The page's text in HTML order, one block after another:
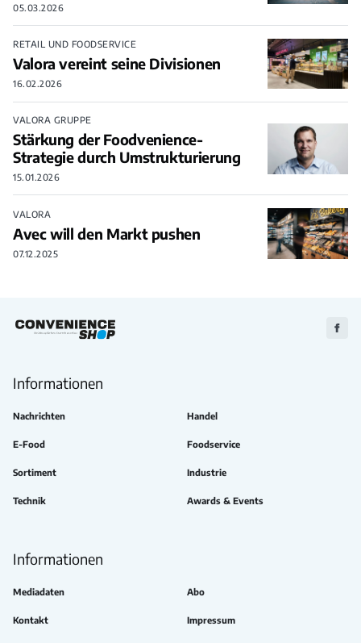
05.03.2026
RETAIL UND FOODSERVICE
Valora vereint seine Divisionen
16.02.2026
VALORA GRUPPE
Stärkung der Foodvenience-
Strategie durch Umstrukturierung
15.01.2026
VALORA
Avec will den Markt pushen
07.12.2025
Zu
Informationen
Nachrichten Handel
E-Food Foodservice
Sortiment Industrie
Technik Awards & Events
Informationen
Mediadaten Abo
Kontakt Impressum